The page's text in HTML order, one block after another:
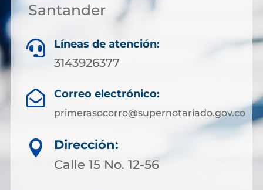
Santander
 Líneas de atención:
3143926377
 Correo electrónico:
primerasocorro@supernotariado.gov.co

Dirección:
Calle 15 No. 12-56